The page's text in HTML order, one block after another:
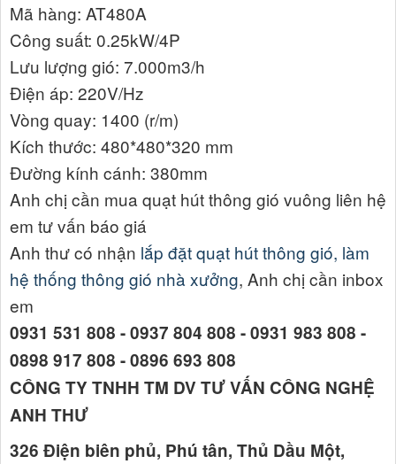
Mã hàng: AT480A
Công suất: 0.25kW/4P
Lưu lượng gió: 7.000m3/h
Điện áp: 220V/Hz
Vòng quay: 1400 (r/m)
Kích thước: 480*480*320 mm
Đường kính cánh: 380mm
Anh chị cần mua quạt hút thông gió vuông liên hệ
em tư vấn báo giá
Anh thư có nhận lắp đặt quạt hút thông gió, làm
hệ thống thông gió nhà xưởng, Anh chị cần inbox
em
0931 531 808 - 0937 804 808 - 0931 983 808 -
0898 917 808 - 0896 693 808
CÔNG TY TNHH TM DV TƯ VẤN CÔNG NGHỆ
ANH THƯ
326 Điện biên phủ, Phú tân, Thủ Dầu Một,